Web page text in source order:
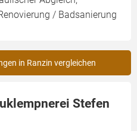
/ Badsanierung
in Ranzin vergleichen
Stefen